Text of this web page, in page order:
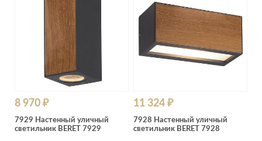
8 970 ₽
7929 Настенный уличный
светильник BERET 7929
11 324 ₽
7928 Настенный уличный
светильник BERET 7928